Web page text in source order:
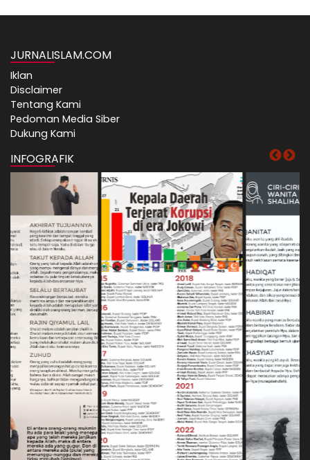
JURNALISLAM.COM
Iklan
Disclaimer
Tentang Kami
Pedoman Media Siber
Dukung Kami
INFOGRAFIK